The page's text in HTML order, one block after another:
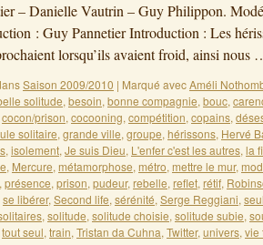
– Danielle Vautrin – Guy Philippon.
: Guy Pannetier Introduction : Les
lorsqu’ils avaient froid, ainsi nous
Saison 2009/2010 | Marqué avecAméli
solitude, besoin, bonne compagnie, bouc,
cocon/prison, cocooning, compétition, copains,
solitaire, grande ville, groupe, hérissons, Hervé
, isolement, Je suis Dieu, L'enfer c'est les autres, la
, Mercure, métamorphose, métro, mettre le mur,
, présence, prison, pudeur, rebelle, reflet, rétif,
se libérer, Second life, sérénité, Serge Reggiani, seul
, solitude, solitude choisie, solitude subie,
tout seul, train, Tristan da Cuhna, Twitter, univers, vie